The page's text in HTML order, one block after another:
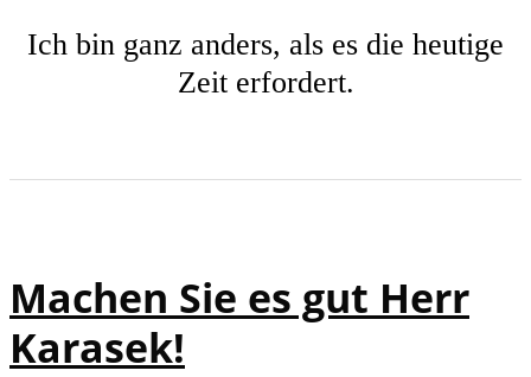
Ich bin ganz anders, als es die heutige
Zeit erfordert.
Machen Sie es gut Herr
Karasek!